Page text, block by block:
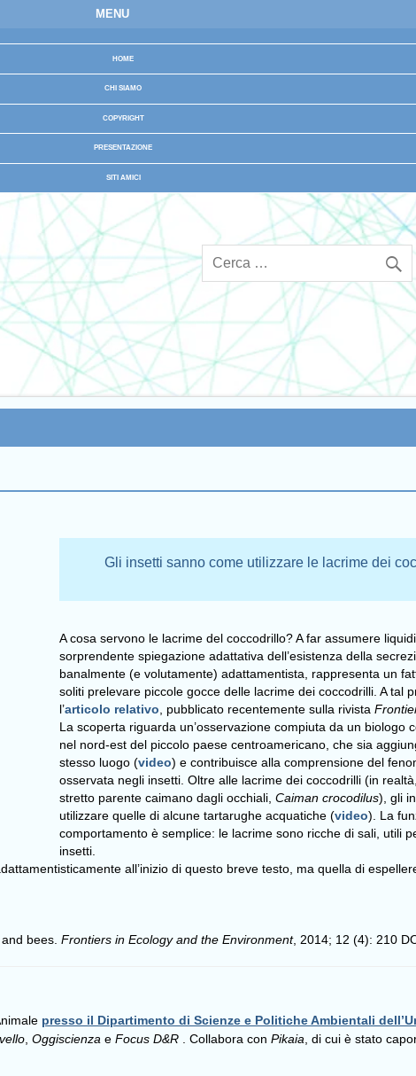
MENU
HOME
CHI SIAMO
COPYRIGHT
PRESENTAZIONE
SITI AMICI
Gli insetti sanno come utilizzare le lacrime dei
A cosa servono le lacrime del coccodrillo? A far assumere
sorprendente spiegazione adattativa dell’esistenza della
banalmente (e volutamente) adattamentista, rappresenta un
soliti prelevare piccole gocce delle lacrime dei coccodrilli. A tal
l’articolo relativo , pubblicato recentemente sulla rivista
La scoperta riguarda un’osservazione compiuta da un biologo
nel nord-est del piccolo paese centroamericano, che sia
stesso luogo (video) e contribuisce alla comprensione del
osservata negli insetti. Oltre alle lacrime dei coccodrilli (in
stretto parente caimano dagli occhiali,Caiman crocodilus), gli
utilizzare quelle di alcune tartarughe acquatiche (video). La
comportamento è semplice: le lacrime sono ricche di sali, utili
insetti.
all’inizio di questo breve testo, ma quella di
bees. Frontiers in Ecology and the Environment, 2014; 12 (4): 210
presso il Dipartimento di Scienze e Politiche Ambientali
Oggiscienza e Focus D&R . Collabora con Pikaia , di cui è stato